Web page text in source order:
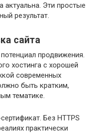
актуальна. Эти простые
результат.
сайта
продвижения.
хостинга с хорошей
современных
быть кратким,
тематике.
Без HTTPS
практически